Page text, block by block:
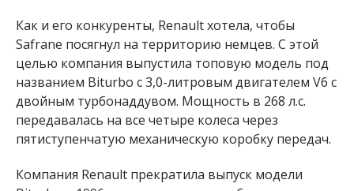
Как и его конкуренты, Renault хотела, чтобы
Safrane посягнул на территорию немцев. С этой
целью компания выпустила топовую модель под
названием Biturbo с 3,0-литровым двигателем V6 с
двойным турбонаддувом. Мощность в 268 л.с.
передавалась на все четыре колеса через
пятиступенчатую механическую коробку передач.
Компания Renault прекратила выпуск модели